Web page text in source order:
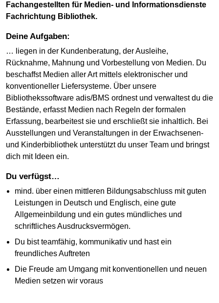
Fachangestellten für Medien- und Informationsdienste
Fachrichtung Bibliothek.
Deine Aufgaben:
… liegen in der Kundenberatung, der Ausleihe,
Rücknahme, Mahnung und Vorbestellung von Medien. Du
beschaffst Medien aller Art mittels elektronischer und
konventioneller Liefersysteme. Über unsere
Bibliothekssoftware adis/BMS ordnest und verwaltest du die
Bestände, erfasst Medien nach Regeln der formalen
Erfassung, bearbeitest sie und erschließt sie inhaltlich. Bei
Ausstellungen und Veranstaltungen in der Erwachsenen-
und Kinderbibliothek unterstützt du unser Team und bringst
dich mit Ideen ein.
Du verfügst…
mind. über einen mittleren Bildungsabschluss mit guten
Leistungen in Deutsch und Englisch, eine gute
Allgemeinbildung und ein gutes mündliches und
schriftliches Ausdrucksvermögen.
Du bist teamfähig, kommunikativ und hast ein
freundliches Auftreten
Die Freude am Umgang mit konventionellen und neuen
Medien setzen wir voraus